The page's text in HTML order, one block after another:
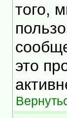
того,
это